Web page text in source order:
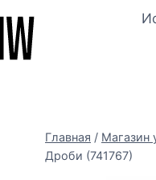
Главная / Магазин
Дроби (741767)